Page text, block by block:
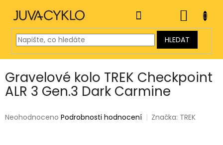
obsah
HLEDAT
KOŠÍK
Gravelové kolo TREK Checkpoint
ALR 3 Gen.3 Dark Carmine
Průměrné
Neohodnoceno Podrobnosti hodnocení Značka: TREK